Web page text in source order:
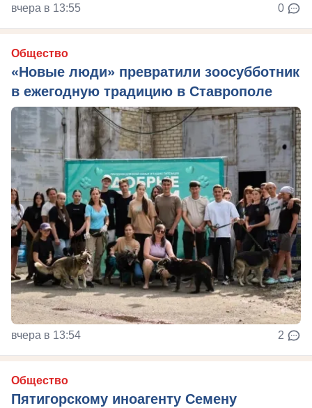
вчера в 13:55 0
Общество
«Новые люди» превратили зоосубботник
в ежегодную традицию в Ставрополе
вчера в 13:54 2
Общество
Пятигорскому иноагенту Семену